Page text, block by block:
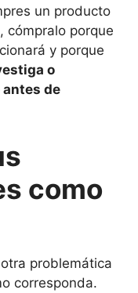
un producto
cómpralo porque
y porque
o
de
como
problemática
corresponda.